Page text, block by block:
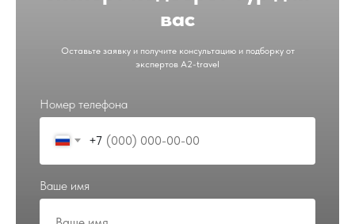
вас
Оставьте заявку и получите консультацию и подборку от
экспертов A2-travel
Номер телефона
+7
Ваше имя
Режим